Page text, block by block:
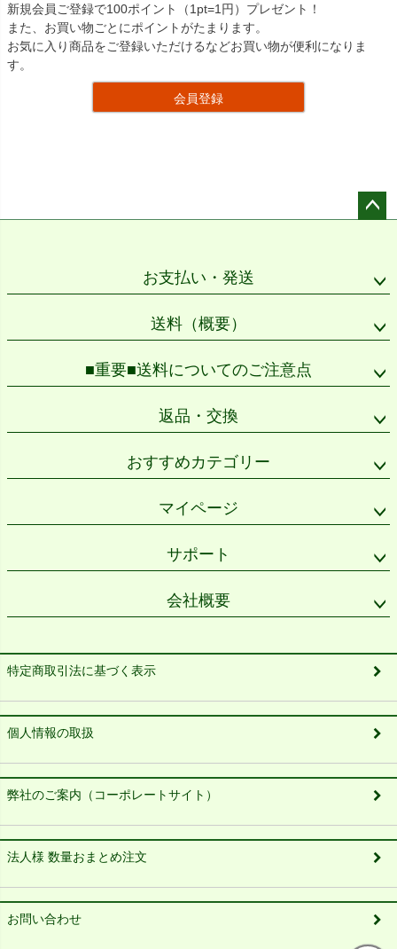
新規会員ご登録で100ポイント（1pt=1円）プレゼント！
また、お買い物ごとにポイントがたまります。
お気に入り商品をご登録いただけるなどお買い物が便利になりま
す。
会員登録
お支払い・発送
送料（概要）
■重要■送料についてのご注意点
返品・交換
おすすめカテゴリー
マイページ
サポート
会社概要
特定商取引法に基づく表示
個人情報の取扱
弊社のご案内（コーポレートサイト）
法人様 数量おまとめ注文
お問い合わせ